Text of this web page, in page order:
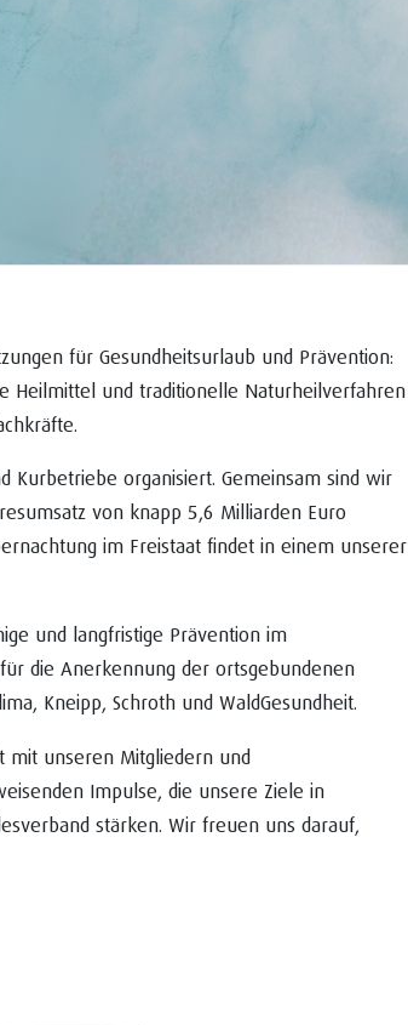
für Gesundheitsurlaub und Prävention:
Heilmittel und traditionelle Naturheilverfahren
Kurbetriebe organisiert. Gemeinsam sind wir
von knapp 5,6 Milliarden Euro
im Freistaat findet in einem unserer
und langfristige Prävention im
die Anerkennung der ortsgebundenen
Kneipp, Schroth und WaldGesundheit.
mit unseren Mitgliedern und
Impulse, die unsere Ziele in
stärken. Wir freuen uns darauf,